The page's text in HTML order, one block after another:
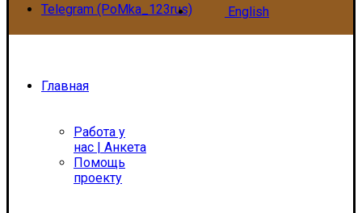
Telegram (PoMka_123rus)
English
Главная
Работа у
нас | Анкета
Помощь
проекту